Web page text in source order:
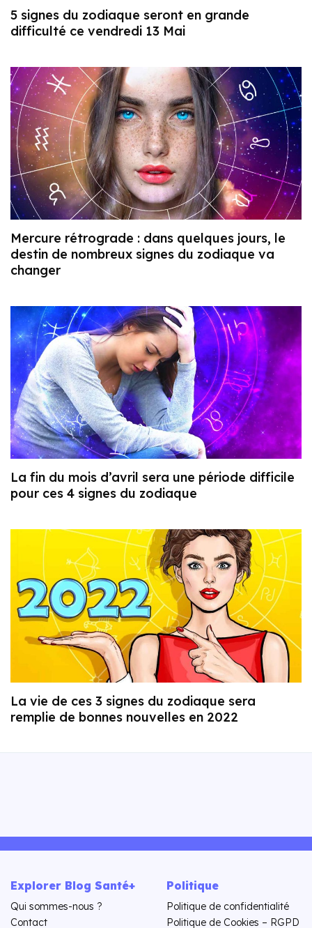
5 signes du zodiaque seront en grande
difficulté ce vendredi 13 Mai
Mercure rétrograde : dans quelques jours, le
destin de nombreux signes du zodiaque va
changer
La fin du mois d’avril sera une période difficile
pour ces 4 signes du zodiaque
La vie de ces 3 signes du zodiaque sera
remplie de bonnes nouvelles en 2022
Explorer Blog Santé+
Qui sommes-nous ?
Contact
Politique
Politique de confidentialité
Politique de Cookies – RGPD